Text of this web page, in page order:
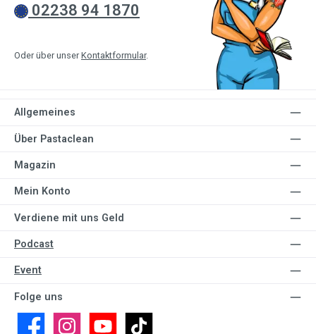
02238 94 1870
Oder über unser Kontaktformular.
Allgemeines
Über Pastaclean
Magazin
Mein Konto
Verdiene mit uns Geld
Podcast
Event
Folge uns
FacebookInstagramYouTubeTikTok